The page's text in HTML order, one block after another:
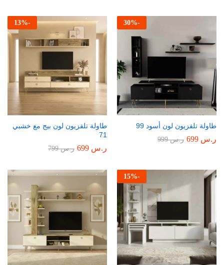
-
30%
طاولة تلفزيون لون أسود 99
ر.س ر.س999
-
13%
طاولة تلفزيون لون بيج مع خشبي
71
ر.س ر.س799
-
15%